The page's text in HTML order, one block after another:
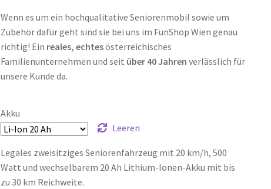
Wenn es um ein hochqualitative Seniorenmobil sowie um
Zubehör dafür geht sind sie bei uns im FunShop Wien genau
richtig! Ein reales, echtesösterreichisches
Familienunternehmen und seit über 40 Jahren verlässlich für
unsere Kunde da.
Akku
Leeren
Legales zweisitziges Seniorenfahrzeug mit 20 km/h, 500
Watt und wechselbarem 20 Ah Lithium-Ionen-Akku mit bis
zu 30 km Reichweite.